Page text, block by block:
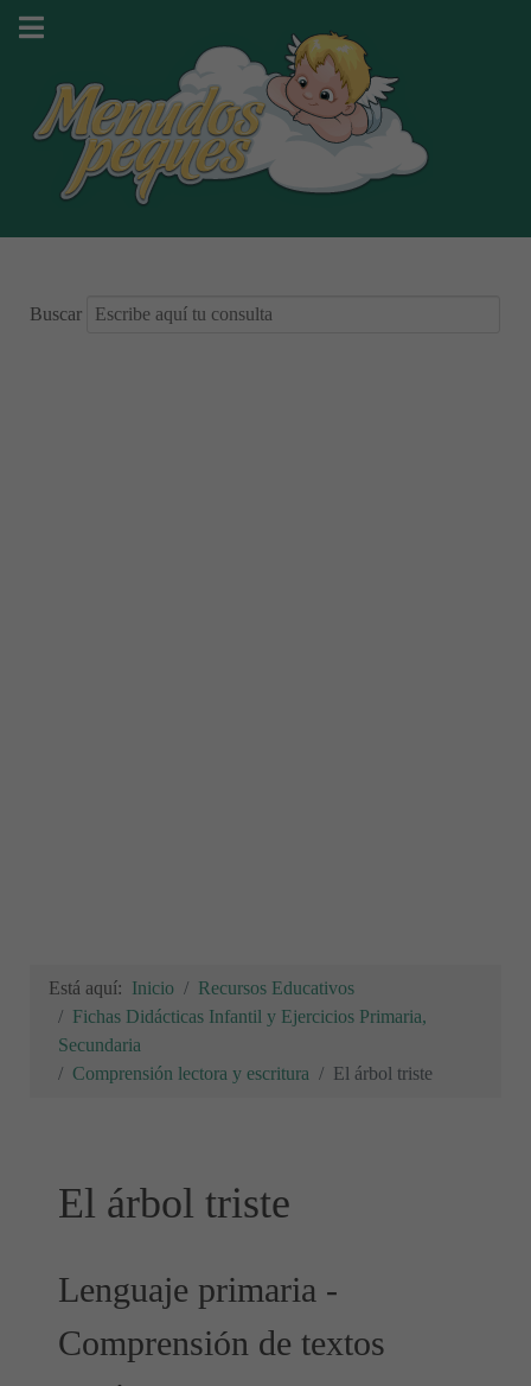
Buscar
Está aquí: Inicio
Recursos Educativos
Fichas Didácticas Infantil y Ejercicios Primaria,
Secundaria
Comprensión lectora y escritura
El árbol triste
El árbol triste
Lenguaje primaria -
Comprensión de textos